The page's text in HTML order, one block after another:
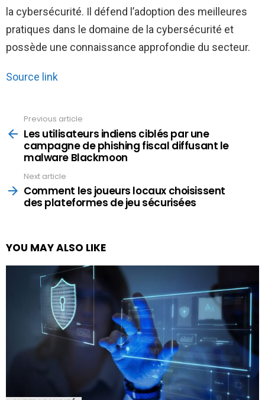
la cybersécurité. Il défend l’adoption des meilleures
pratiques dans le domaine de la cybersécurité et
possède une connaissance approfondie du secteur.
Source link
more
Previous article
Les utilisateurs indiens ciblés par une
campagne de phishing fiscal diffusant le
malware Blackmoon
Next article
Comment les joueurs locaux choisissent
des plateformes de jeu sécurisées
YOU MAY ALSO LIKE